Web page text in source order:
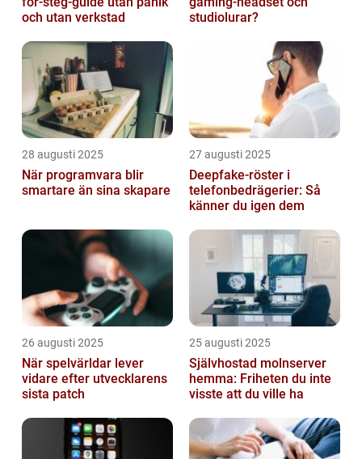
och utan verkstad
studiolurar?
28 augusti 2025
När programvara blir
smartare än sina skapare
27 augusti 2025
Deepfake-röster i
telefonbedrägerier: Så
känner du igen dem
26 augusti 2025
När spelvärldar lever
vidare efter utvecklarens
sista patch
25 augusti 2025
Självhostad molnserver
hemma: Friheten du inte
visste att du ville ha